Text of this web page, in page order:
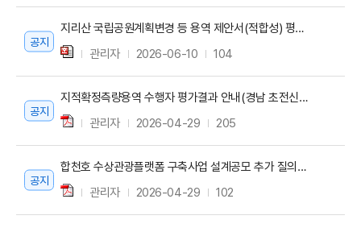
공지
지리산 국립공원계획변경 등 용역 제안서(적합성) 평가결과
관리자
2026-06-10 104
공지
지적확정측량용역 수행자 평가결과 안내(경남 초전신도심(1단계) 개발사업 지적확정측량 용역)
관리자
2026-04-29 205
공지
합천호 수상관광플랫폼 구축사업 설계공모 추가 질의회신 공지
관리자
2026-04-29 102